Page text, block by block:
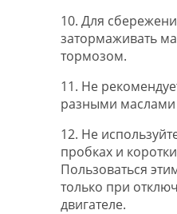
10. Для
затормаживать
тормозом.
11. Не
разными
12. Не
пробках и
Пользоваться
только при
двигателе.